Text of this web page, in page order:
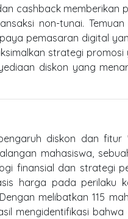
cashback
non-tunai.
pemasaran digital
strategi
diskon yang
diskon dan
mahasiswa,
finansial dan strategi
harga pada perilaku
melibatkan 115
mengidentifikasi